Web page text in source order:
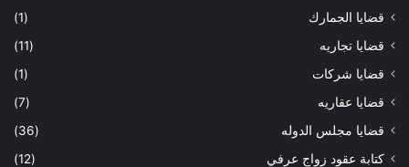
قضايا الجمارك
(1)
قضايا تجاريه
(11)
قضايا شركات
(1)
قضايا عقاريه
(7)
قضايا مجلس الدوله
(36)
كتابة عقود زواج عرفي
(12)